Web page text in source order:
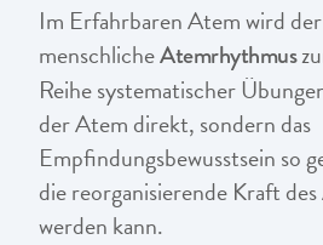
Im Erfahrbaren Atem wird
menschlicheAtemrhythmus
Reihe systematischer
der Atem direkt, sondern das
Empfindungsbewusstsein so
die reorganisierende Kraft
werden kann.